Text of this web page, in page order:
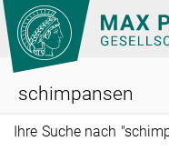
Hauptinhalt
Ihre Suche nach